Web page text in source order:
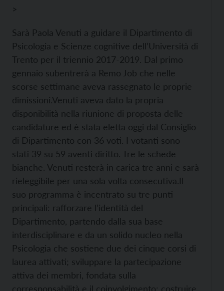
>
Sarà Paola Venuti a guidare il Dipartimento di
Psicologia e Scienze cognitive dell’Università di
Trento per il triennio 2017-2019. Dal primo
gennaio subentrerà a Remo Job che nelle
scorse settimane aveva rassegnato le proprie
dimissioni.Venuti aveva dato la propria
disponibilità nella riunione di proposta delle
candidature ed è stata eletta oggi dal Consiglio
di Dipartimento con 36 voti. I votanti sono
stati 39 su 59 aventi diritto. Tre le schede
bianche. Venuti resterà in carica tre anni e sarà
rieleggibile per una sola volta consecutiva.Il
suo programma è incentrato su tre punti
principali: rafforzare l’identità del
Dipartimento, partendo dalla sua base
interdisciplinare e da un solido nucleo nella
Psicologia che sostiene due dei cinque corsi di
laurea attivati; sviluppare la partecipazione
attiva dei membri, fondata sulla
corresponsabilità e il coinvolgimento; costruire